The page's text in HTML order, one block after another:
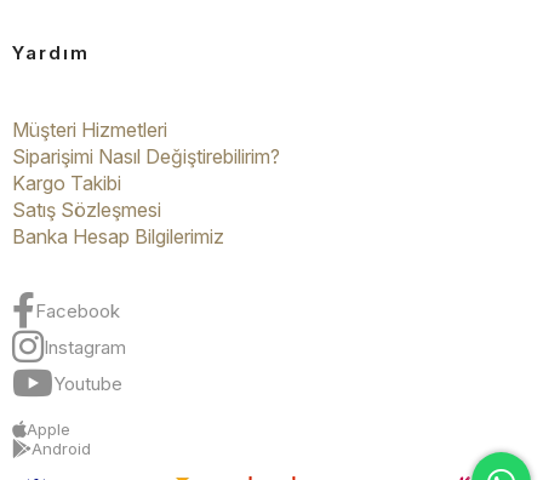
Yardım
Müşteri Hizmetleri
Siparişimi Nasıl Değiştirebilirim?
Kargo Takibi
Satış Sözleşmesi
Banka Hesap Bilgilerimiz
Facebook
Instagram
Youtube
Apple
Android